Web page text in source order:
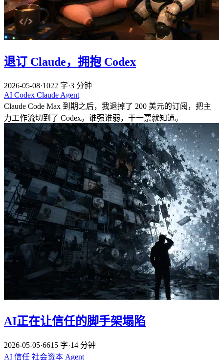
退订 Claude，拥抱 Codex
2026-05-08·1022 字·3 分钟
AI Codex Claude Agent
Claude Code Max 到期之后，我退掉了 200 美元的订阅，把主
力工作流切到了 Codex。谁强谁弱，干一票就知道。
AI正在让信任的脚手架塌陷
2026-05-05·6615 字·14 分钟
AI 信任 社会资本 Agent